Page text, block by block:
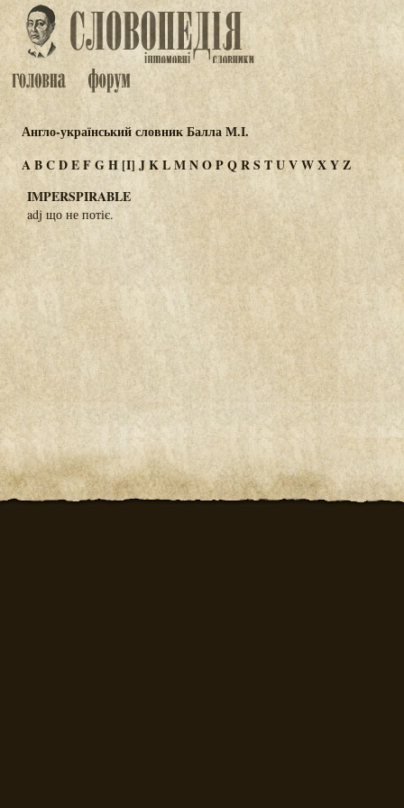
Англо-український словник Балла М.І.
ABCDEFGH[I] JKLMNOPQRSTUVWXYZ
IMPERSPIRABLE
adj що не потіє.